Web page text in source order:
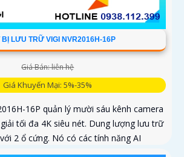
BỊ LƯU TRỮ VIGI NVR2016H-16P
Giá Bán: liên hệ
Giá Khuyến Mại: 5%-35%
16P quản lý mười sáu kênh camera
tối đa 4K siêu nét. Dung lượng lưu trữ
2 ổ cứng. Nó có các tính năng AI